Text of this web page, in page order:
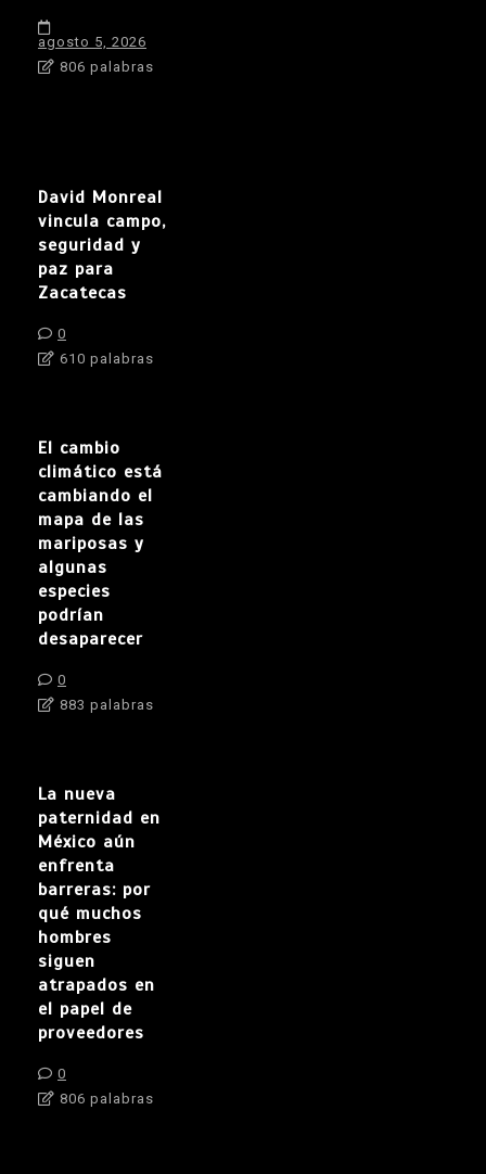
agosto 5, 2026
806 palabras
David Monreal
vincula campo,
seguridad y
paz para
Zacatecas
0
610 palabras
El cambio
climático está
cambiando el
mapa de las
mariposas y
algunas
especies
podrían
desaparecer
0
883 palabras
La nueva
paternidad en
México aún
enfrenta
barreras: por
qué muchos
hombres
siguen
atrapados en
el papel de
proveedores
0
806 palabras